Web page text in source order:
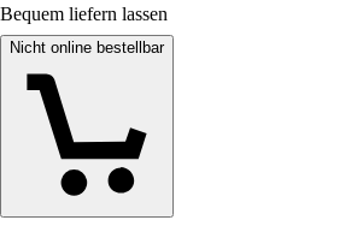
Bequem liefern lassen
Nicht online bestellbar